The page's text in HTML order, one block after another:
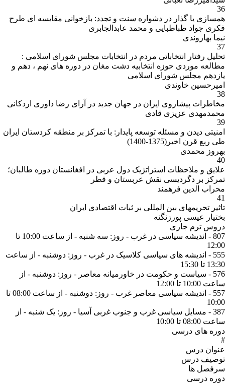
36
همسازی یا گذار در دشواره سنت و تجدد: بازخوانی مقایسه ای طرح
فکری جواد طباطبایی و محمد عابدالجابری
نیما بهاروندی
37
تحلیل رفتار انتخاباتی مردم در انتخابات مجلس شورای اسلامی :
مطالعه موردی حوزه انتخابیه دشت مغان در دوره های نهم ، دهم و
یازدهم مجلس شورای اسلامی
امیرحسین خاوندی
38
مخاطرات پیشاروی ایران در جهان جدید در آرای رضا داوری اردکانی
محمدمهدی عزیزی قادی
39
امنیتی دیدن و مسئله توسعه پایدار: با تمرکز بر منطقه کردستان ایران
طی ربع قرن اخیر(1375-1400)
بهروز محمدی
40
علایق و ملاحظات استراتژیک دول عربی در افغانستان دوره طالبان؛
تمرکز بر دگردیسی نقش عربستان و قطر
محراب الدین فرهمند
41
تاثیر تحریمهای بین المللی بر ثبات اقتصادی ایران
بختیار عیسی پورزنگنه
دروس ترم جاری
807 - اندیشه سیاسی در غرب - روز: سه شنبه - از ساعت 10:00 تا
12:00
555 - اندیشه های سیاسی کلاسیک در غرب - روز: دوشنبه - از ساعت
13:30 تا 15:30
576 - سیاست و حکومت در خاورمیانه معاصر - روز: دوشنبه - از
ساعت 10:00 تا 12:00
557 - اندیشه سیاسی معاصر غرب - روز: دوشنبه - از ساعت 08:00 تا
10:00
387 - مسایل سیاسی غرب و جنوب غربی آسیا - روز: یک شنبه - از
ساعت 08:00 تا 10:00
دوره های درسی
#
عنوان درس
توصیف درس
سرفصل ها
دوره درسی